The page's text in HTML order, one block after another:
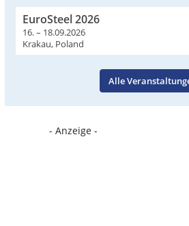
EuroSteel 2026
16. – 18.09.2026
Krakau, Poland
Alle
- Anzeige -